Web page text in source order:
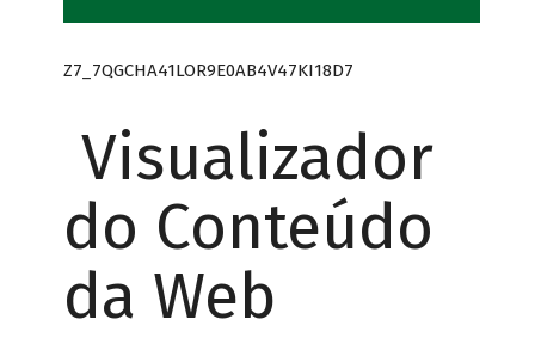
Z7_7QGCHA41LOR9E0AB4V47KI18D7
Visualizador
do Conteúdo
da Web